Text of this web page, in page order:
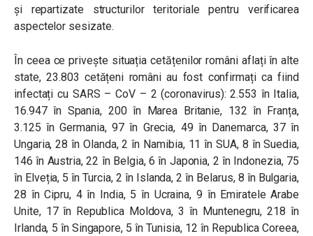
și repartizate structurilor teritoriale pentru verificarea
aspectelor sesizate.
În ceea ce privește situația cetățenilor români aflați în alte
state, 23.803 cetățeni români au fost confirmați ca fiind
infectați cu SARS – CoV – 2 (coronavirus): 2.553 în Italia,
16.947 în Spania, 200 în Marea Britanie, 132 în Franța,
3.125 în Germania, 97 în Grecia, 49 în Danemarca, 37 în
Ungaria, 28 în Olanda, 2 în Namibia, 11 în SUA, 8 în Suedia,
146 în Austria, 22 în Belgia, 6 în Japonia, 2 în Indonezia, 75
în Elveția, 5 în Turcia, 2 în Islanda, 2 în Belarus, 8 în Bulgaria,
28 în Cipru, 4 în India, 5 în Ucraina, 9 în Emiratele Arabe
Unite, 17 în Republica Moldova, 3 în Muntenegru, 218 în
Irlanda, 5 în Singapore, 5 în Tunisia, 12 în Republica Coreea,